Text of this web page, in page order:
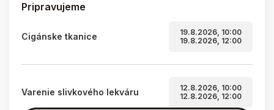
Pripravujeme
Cigánske tkanice
19.8.2026, 10:00
19.8.2026, 12:00
Varenie slivkového lekváru
12.8.2026, 10:00
12.8.2026, 12:00